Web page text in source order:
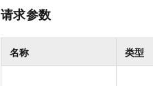
请求参数
名称 类型